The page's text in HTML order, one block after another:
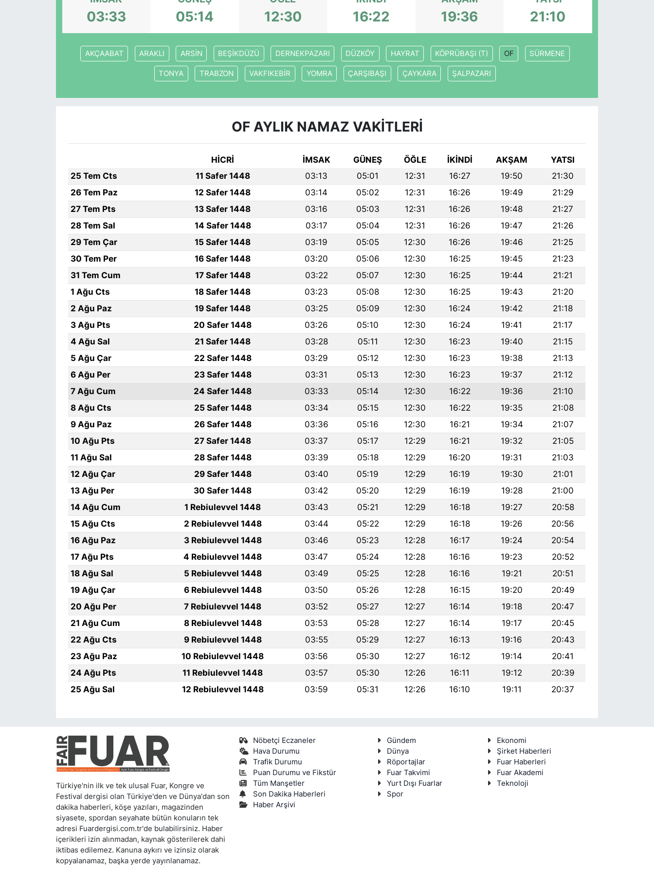
03:33 05:14 12:30 16:22 19:36 21:10
AKÇAABAT ARAKLI ARSİN BEŞİKDÜZÜ DERNEKPAZARI DÜZKÖY HAYRAT KÖPRÜBAŞI (T) OF SÜRMENE
TONYA TRABZON VAKFIKEBİR YOMRA ÇARŞIBAŞI ÇAYKARA ŞALPAZARI
OF AYLIK NAMAZ VAKITLERI
HİCRİ İMSAK GÜNEŞ ÖĞLE İKINDI AKŞAM
YATSI
25 Tem Cts
11 Safer 1448 03:13 05:01 12:31 16:27 19:50
21:30
26 Tem Paz
12 Safer 1448 03:14 05:02 12:31 16:26 19:49
21:29
27 Tem Pts
13 Safer 1448 03:16 05:03 12:31 16:26 19:48
21:27
28 Tem Sal
14 Safer 1448 03:17 05:04 12:31 16:26 19:47
21:26
29 Tem Çar
15 Safer 1448 03:19 05:05 12:30 16:26 19:46
21:25
30 Tem Per
16 Safer 1448 03:20 05:06 12:30 16:25 19:45
21:23
31 Tem Cum
17 Safer 1448 03:22 05:07 12:30 16:25 19:44
21:21
1 Ağu Cts
18 Safer 1448 03:23 05:08 12:30 16:25 19:43
21:20
2 Ağu Paz
19 Safer 1448 03:25 05:09 12:30 16:24 19:42
21:18
3 Ağu Pts
20 Safer 1448 03:26 05:10 12:30 16:24 19:41
21:17
4 Ağu Sal
21 Safer 1448 03:28 05:11 12:30 16:23 19:40
21:15
5 Ağu Çar
22 Safer 1448 03:29 05:12 12:30 16:23 19:38
21:13
6 Ağu Per
23 Safer 1448 03:31 05:13 12:30 16:23 19:37
21:12
7 Ağu Cum
24 Safer 1448 03:33 05:14 12:30 16:22 19:36
21:10
8 Ağu Cts
25 Safer 1448 03:34 05:15 12:30 16:22 19:35
21:08
9 Ağu Paz
26 Safer 1448 03:36 05:16 12:30 16:21 19:34
21:07
10 Ağu Pts
27 Safer 1448 03:37 05:17 12:29 16:21 19:32
21:05
11 Ağu Sal
28 Safer 1448 03:39 05:18 12:29 16:20 19:31
21:03
12 Ağu Çar
29 Safer 1448 03:40 05:19 12:29 16:19 19:30
21:01
13 Ağu Per
30 Safer 1448 03:42 05:20 12:29 16:19 19:28
21:00
14 Ağu Cum
1 Rebiulevvel 1448 03:43 05:21 12:29 16:18 19:27
20:58
15 Ağu Cts
2 Rebiulevvel 1448 03:44 05:22 12:29 16:18 19:26
20:56
16 Ağu Paz
3 Rebiulevvel 1448 03:46 05:23 12:28 16:17 19:24
20:54
17 Ağu Pts
4 Rebiulevvel 1448 03:47 05:24 12:28 16:16 19:23
20:52
18 Ağu Sal
5 Rebiulevvel 1448 03:49 05:25 12:28 16:16 19:21
20:51
19 Ağu Çar
6 Rebiulevvel 1448 03:50 05:26 12:28 16:15 19:20
20:49
20 Ağu Per
7 Rebiulevvel 1448 03:52 05:27 12:27 16:14 19:18
20:47
21 Ağu Cum
8 Rebiulevvel 1448 03:53 05:28 12:27 16:14 19:17
20:45
22 Ağu Cts
9 Rebiulevvel 1448 03:55 05:29 12:27 16:13 19:16
20:43
23 Ağu Paz
10 Rebiulevvel 1448 03:56 05:30 12:27 16:12 19:14
20:41
24 Ağu Pts
11 Rebiulevvel 1448 03:57 05:30 12:26 16:11 19:12
20:39
25 Ağu Sal
12 Rebiulevvel 1448 03:59 05:31 12:26 16:10 19:11 20:37
Türkiye'nin ilk ve tek ulusal Fuar, Kongre ve
Festival dergisi olan Türkiye'den ve Dünya'dan son
dakika haberleri, köşe yazıları, magazinden
siyasete, spordan seyahate bütün konuların tek
adresi Fuardergisi.com.tr'de bulabilirsiniz. Haber
içerikleri izin alınmadan, kaynak gösterilerek dahi
iktibas edilemez. Kanuna aykırı ve izinsiz olarak
kopyalanamaz, başka yerde yayınlanamaz.
Nöbetçi Eczaneler
Hava Durumu
Trafik Durumu
Puan Durumu ve Fikstür
Tüm Manşetler
Son Dakika Haberleri
Haber Arşivi
Gündem
Ekonomi
Dünya
Şirket Haberleri
Röportajlar
Fuar Haberleri
Fuar Takvimi
Fuar Akademi
Yurt Dışı Fuarlar
Teknoloji
Spor
KONGRE HABERLERİ
KONGRE TAKVİMİ
BİYOGRAFİLER